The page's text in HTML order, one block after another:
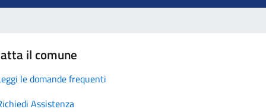
il comune
le domande frequenti
Assistenza